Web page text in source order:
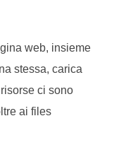
web, insieme
stessa, carica
ci sono
ai files